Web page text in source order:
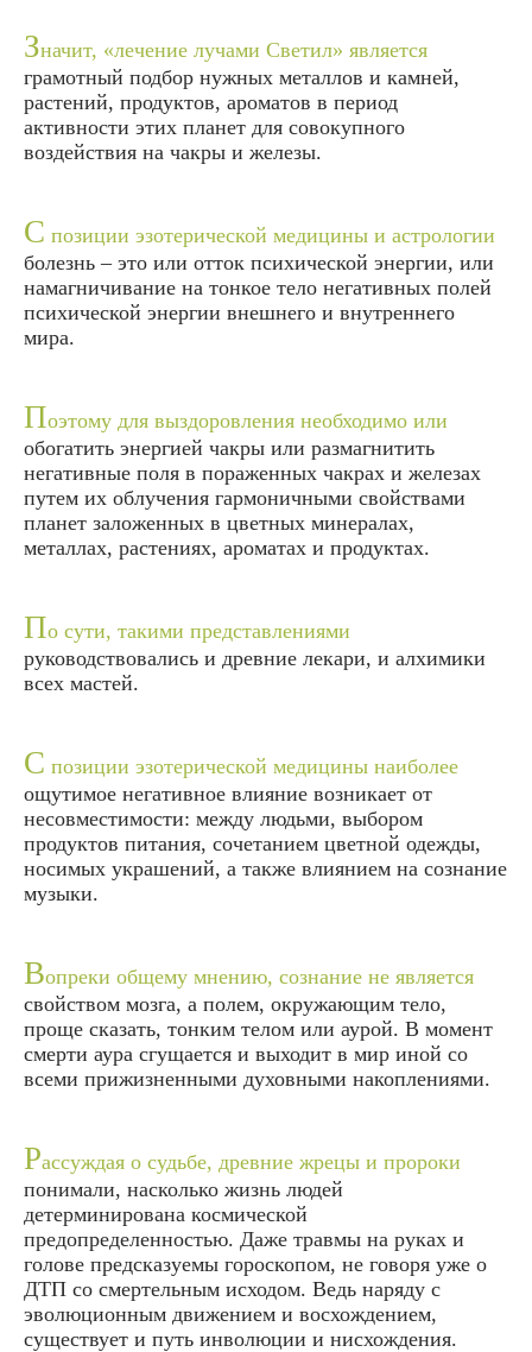
Значит, «лечение лучами Светил» является
грамотный подбор нужных металлов и камней,
растений, продуктов, ароматов в период
активности этих планет для совокупного
воздействия на чакры и железы.
С позиции эзотерической медицины и астрологии
болезнь – это или отток психической энергии, или
намагничивание на тонкое тело негативных полей
психической энергии внешнего и внутреннего
мира.
Поэтому для выздоровления необходимо или
обогатить энергией чакры или размагнитить
негативные поля в пораженных чакрах и железах
путем их облучения гармоничными свойствами
планет заложенных в цветных минералах,
металлах, растениях, ароматах и продуктах.
По сути, такими представлениями
руководствовались и древние лекари, и алхимики
всех мастей.
С позиции эзотерической медицины наиболее
ощутимое негативное влияние возникает от
несовместимости: между людьми, выбором
продуктов питания, сочетанием цветной одежды,
носимых украшений, а также влиянием на сознание
музыки.
Вопреки общему мнению, сознание не является
свойством мозга, а полем, окружающим тело,
проще сказать, тонким телом или аурой. В момент
смерти аура сгущается и выходит в мир иной со
всеми прижизненными духовными накоплениями.
Рассуждая о судьбе, древние жрецы и пророки
понимали, насколько жизнь людей
детерминирована космической
предопределенностью. Даже травмы на руках и
голове предсказуемы гороскопом, не говоря уже о
ДТП со смертельным исходом. Ведь наряду с
эволюционным движением и восхождением,
существует и путь инволюции и нисхождения.